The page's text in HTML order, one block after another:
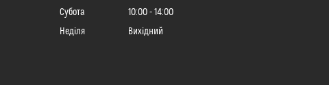
Субота
10:00
14:00
Неділя
Вихідний